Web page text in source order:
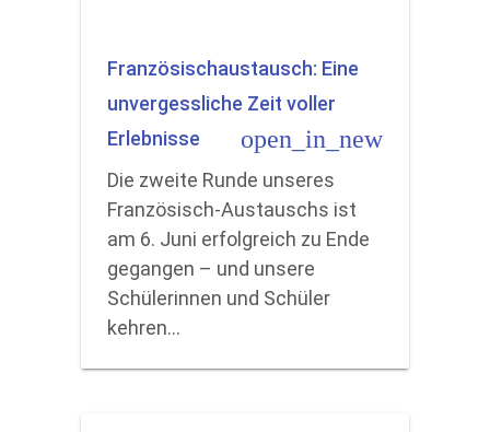
Französischaustausch: Eine
unvergessliche Zeit voller
Erlebnisse
open_in_new
Die zweite Runde unseres
Französisch-Austauschs ist
am 6. Juni erfolgreich zu Ende
gegangen – und unsere
Schülerinnen und Schüler
kehren…